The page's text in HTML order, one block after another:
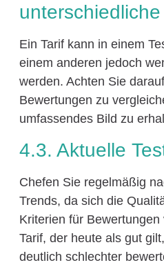
Ein Tarif kann in einem
einem anderen jedoch
werden. Achten Sie
Bewertungen zu
umfassendes Bild zu
4.3. Aktuelle
Chefen Sie regelmäßig
Trends, da sich die
Kriterien für
Tarif, der heute als gut
deutlich schlechter